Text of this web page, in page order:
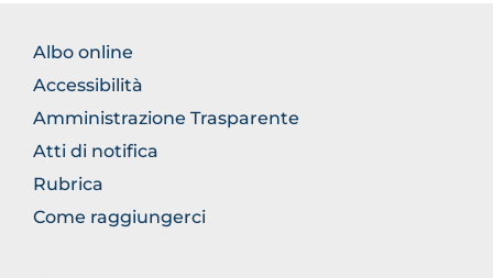
FOOTER
NORMATIVA
Albo online
Accessibilità
Amministrazione Trasparente
Atti di notifica
Rubrica
Come raggiungerci